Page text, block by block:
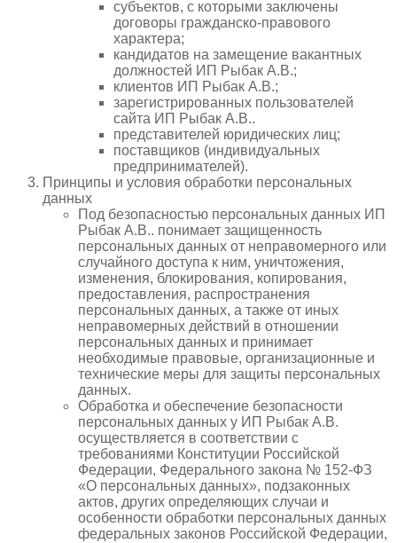
субъектов, с которыми заключены
договоры гражданско-правового
характера;
кандидатов на замещение вакантных
должностей ИП Рыбак А.В.;
клиентов ИП Рыбак А.В.;
зарегистрированных пользователей
сайта ИП Рыбак А.В..
представителей юридических лиц;
поставщиков (индивидуальных
предпринимателей).
Принципы и условия обработки персональных
данных
Под безопасностью персональных данных ИП
Рыбак А.В.. понимает защищенность
персональных данных от неправомерного или
случайного доступа к ним, уничтожения,
изменения, блокирования, копирования,
предоставления, распространения
персональных данных, а также от иных
неправомерных действий в отношении
персональных данных и принимает
необходимые правовые, организационные и
технические меры для защиты персональных
данных.
Обработка и обеспечение безопасности
персональных данных у ИП Рыбак А.В.
осуществляется в соответствии с
требованиями Конституции Российской
Федерации, Федерального закона № 152-ФЗ
«О персональных данных», подзаконных
актов, других определяющих случаи и
особенности обработки персональных данных
федеральных законов Российской Федерации,